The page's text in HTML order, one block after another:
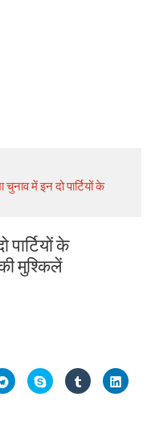
में इन दो पार्टियों के
के
मुश्किलें
Click
to
share
Share
on
Skype
Click
to
share
Click
to